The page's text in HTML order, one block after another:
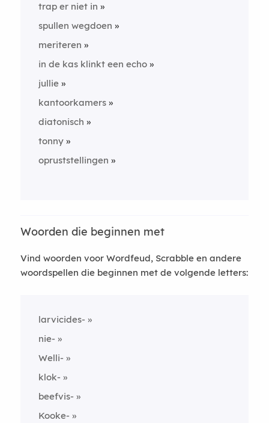
trap er niet in
spullen wegdoen
meriteren
in de kas klinkt een echo
jullie
kantoorkamers
diatonisch
tonny
opruststellingen
Woorden die beginnen met
Vind woorden voor Wordfeud, Scrabble en andere
woordspellen die beginnen met de volgende letters:
larvicides-
nie-
Welli-
klok-
beefvis-
Kooke-